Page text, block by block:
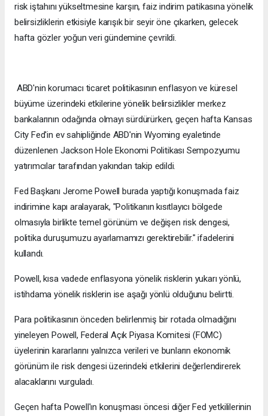
risk iştahını yükseltmesine karşın, faiz indirim patikasına yönelik
belirsizliklerin etkisiyle karışık bir seyir öne çıkarken, gelecek
hafta gözler yoğun veri gündemine çevrildi.
ABD'nin korumacı ticaret politikasının enflasyon ve küresel
büyüme üzerindeki etkilerine yönelik belirsizlikler merkez
bankalarının odağında olmayı sürdürürken, geçen hafta Kansas
City Fed'in ev sahipliğinde ABD'nin Wyoming eyaletinde
düzenlenen Jackson Hole Ekonomi Politikası Sempozyumu
yatırımcılar tarafından yakından takip edildi.
Fed Başkanı Jerome Powell burada yaptığı konuşmada faiz
indirimine kapı aralayarak, "Politikanın kısıtlayıcı bölgede
olmasıyla birlikte temel görünüm ve değişen risk dengesi,
politika duruşumuzu ayarlamamızı gerektirebilir." ifadelerini
kullandı.
Powell, kısa vadede enflasyona yönelik risklerin yukarı yönlü,
istihdama yönelik risklerin ise aşağı yönlü olduğunu belirtti.
Para politikasının önceden belirlenmiş bir rotada olmadığını
yineleyen Powell, Federal Açık Piyasa Komitesi (FOMC)
üyelerinin kararlarını yalnızca verileri ve bunların ekonomik
görünüm ile risk dengesi üzerindeki etkilerini değerlendirerek
alacaklarını vurguladı.
Geçen hafta Powell'ın konuşması öncesi diğer Fed yetkililerinin